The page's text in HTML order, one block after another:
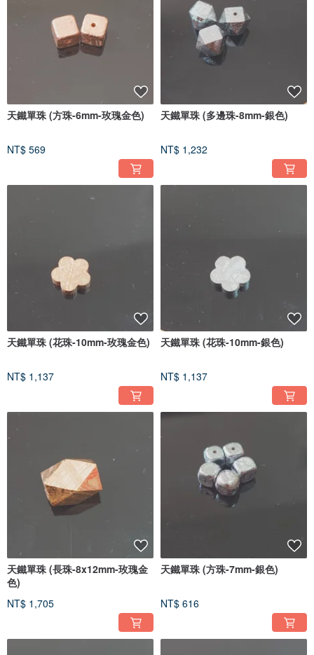
天鐵單珠 (方珠-6mm-玫瑰金色)
NT$ 569
天鐵單珠 (多邊珠-8mm-銀色)
NT$ 1,232
天鐵單珠 (花珠-10mm-玫瑰金色)
NT$ 1,137
天鐵單珠 (花珠-10mm-銀色)
NT$ 1,137
天鐵單珠 (長珠-8x12mm-玫瑰金
色)
NT$ 1,705
天鐵單珠 (方珠-7mm-銀色)
NT$ 616